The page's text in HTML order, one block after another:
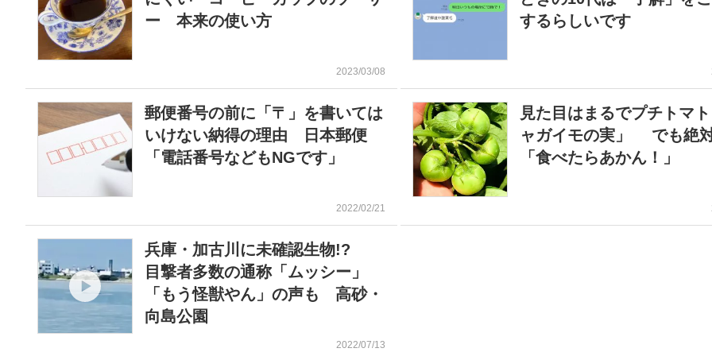
ー 本来の使い方
2023/03/08
するらしいです
郵便番号の前に「〒」を書いては
いけない納得の理由 日本郵便
「電話番号などもNGです」
2022/02/21
見た目はまるでプチトマ
ャガイモの実」 でも絶
「食べたらあかん！」
兵庫・加古川に未確認生物!?
目撃者多数の通称「ムッシー」
「もう怪獣やん」の声も 高砂・
向島公園
2022/07/13